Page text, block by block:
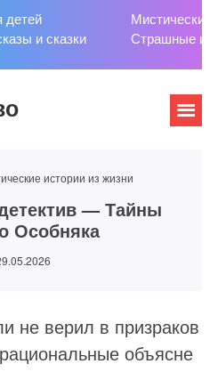
детей
и сказки
Мистические
Страшные
истории из жизни
— Тайны
Особняка
не верил в призраков
объясне